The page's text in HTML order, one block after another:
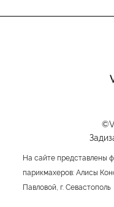
На сайте представлены
парикмахеров: Алисы
Павловой, г. Севастополь